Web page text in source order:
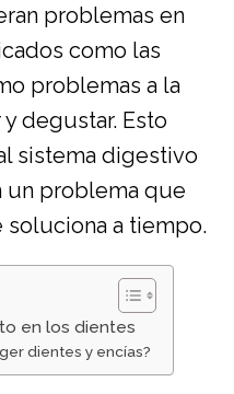
problemas en
como las
problemas a la
degustar. Esto
sistema digestivo
un problema que
soluciona a tiempo.
en los dientes
dientes y encías?